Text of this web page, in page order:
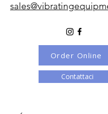
Contattaci
Order Online